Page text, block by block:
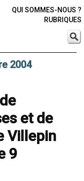
QUI SOMMES-NOUS ?
RUBRIQUES
2004
et de
Villepin
9